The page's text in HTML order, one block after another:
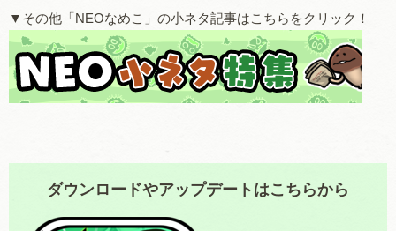
▼その他「NEOなめこ」の小ネタ記事はこちらをクリック！
ダウンロードやアップデートはこちらから